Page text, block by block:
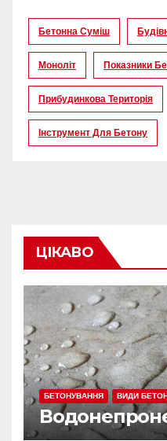
Бетонна Суміш
Моноліт Показники
Прибудинкова Територія
Інструмент Для Бетону
ЦІКАВО
БЕТОНУВАННЯ ВИДИ